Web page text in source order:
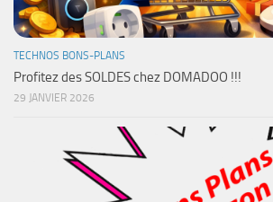
TECHNOS BONS-PLANS
Profitez des SOLDES chez DOMADOO !!!
29 JANVIER 2026